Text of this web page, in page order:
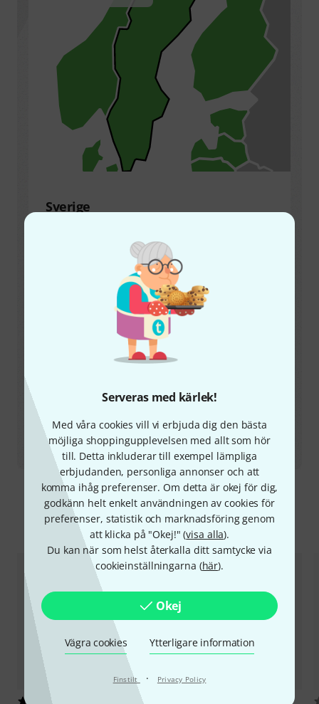
Serveras med kärlek!
Med våra cookies vill vi erbjuda dig den bästa
möjliga shoppingupplevelsen med allt som hör
till. Detta inkluderar till exempel lämpliga
erbjudanden, personliga annonser och att
komma ihåg preferenser. Om detta är okej för dig,
godkänn helt enkelt användningen av cookies för
preferenser, statistik och marknadsföring genom
att klicka på "Okej!" (visa alla).
Du kan när som helst återkalla ditt samtycke via
cookieinställningarna (här).
Okej
Vägra cookies Ytterligare information
Finstilt · Privacy Policy
Sverige
863 MHz – 865 Mhz
Maximal överföringseffekt
10mW ERP)
https://pts.se
All information är utan garanti
Tillbehör & matchande produkter